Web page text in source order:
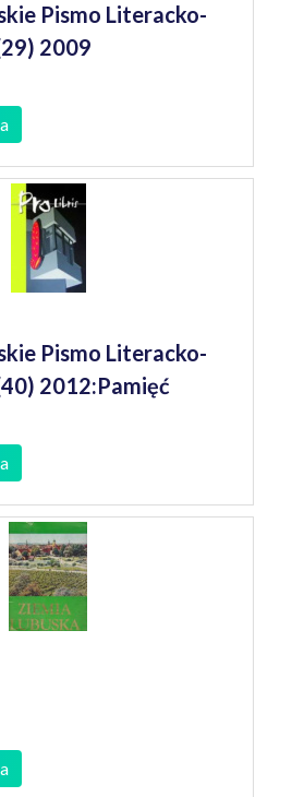
Pismo Literacko-
2009
Pismo Literacko-
2012:Pamięć